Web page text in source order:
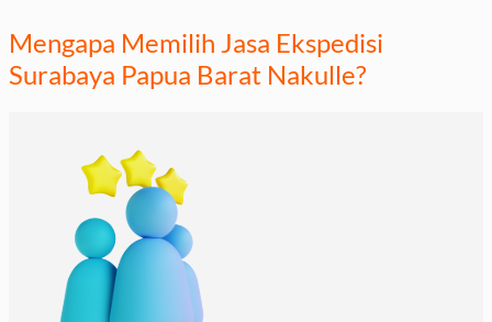
Mengapa Memilih Jasa Ekspedisi
Surabaya Papua Barat Nakulle?